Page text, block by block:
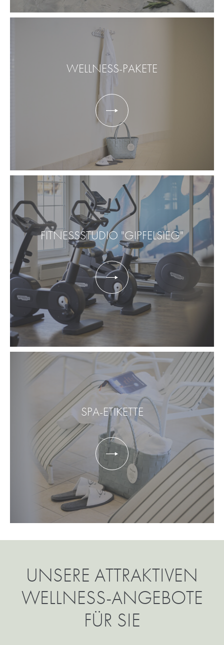
WELLNESS-PAKETE
FITNESSSTUDIO "GIPFELSIEG"
SPA-ETIKETTE
UNSERE ATTRAKTIVEN
WELLNESS-ANGEBOTE
FÜR SIE